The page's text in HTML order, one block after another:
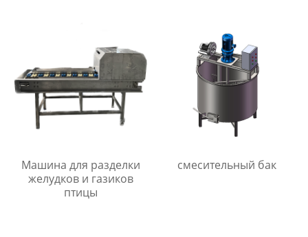
Машина для разделки
желудков и газиков
птицы
смесительный бак